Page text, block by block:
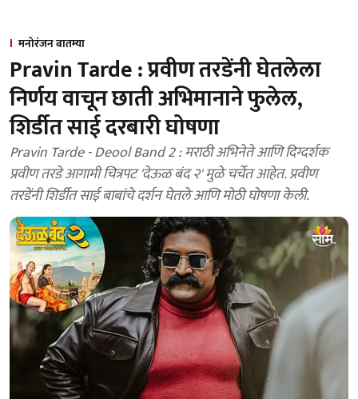
मनोरंजन बातम्या
Pravin Tarde : प्रवीण तरडेंनी घेतलेला
निर्णय वाचून छाती अभिमानाने फुलेल,
शिर्डीत साई दरबारी घोषणा
Pravin Tarde - Deool Band 2 : मराठी अभिनेते आणि दिग्दर्शक
प्रवीण तरडे आगामी चित्रपट 'देऊळ बंद २' मुळे चर्चेत आहेत. प्रवीण
तरडेंनी शिर्डीत साई बाबांचे दर्शन घेतले आणि मोठी घोषणा केली.